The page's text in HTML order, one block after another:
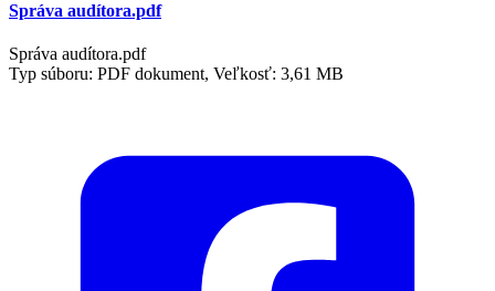
Správa audítora.pdf
Správa audítora.pdf
Typ súboru: PDF dokument, Veľkosť: 3,61 MB